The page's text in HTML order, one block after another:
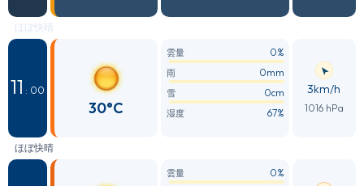
ほぼ快晴
11 : 00
30°C
雲量 0%
雨 0mm
雪 0cm
湿度 67%
3km/h
1016 hPa
ほぼ快晴
雲量 0%